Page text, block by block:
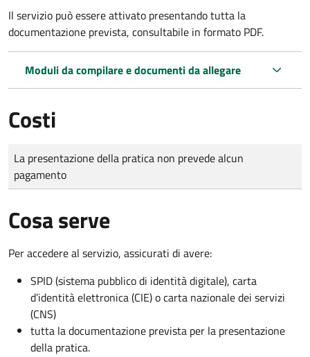
Il servizio può essere attivato presentando tutta la
documentazione prevista, consultabile in formato PDF.
Moduli da compilare e documenti da allegare
Costi
Tipo di pagamento
Importo
La presentazione della pratica non prevede alcun
pagamento
Cosa serve
Per accedere al servizio, assicurati di avere:
SPID (sistema pubblico di identità digitale), carta
d’identità elettronica (CIE) o carta nazionale dei servizi
(CNS)
tutta la documentazione prevista per la presentazione
della pratica.